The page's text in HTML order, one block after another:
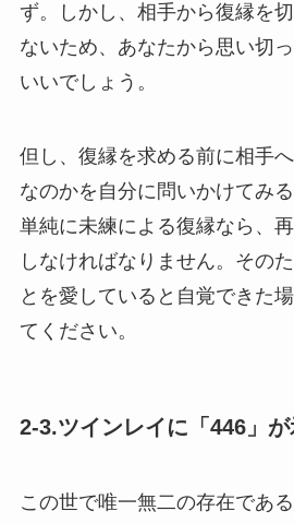
ず。しかし、相手から復縁を
ないため、あなたから思い切
いいでしょう。
但し、復縁を求める前に相手
なのかを自分に問いかけてみ
単純に未練による復縁なら、
しなければなりません。その
とを愛していると自覚できた
てください。
2-3.ツインレイに「446」
この世で唯一無二の存在であ